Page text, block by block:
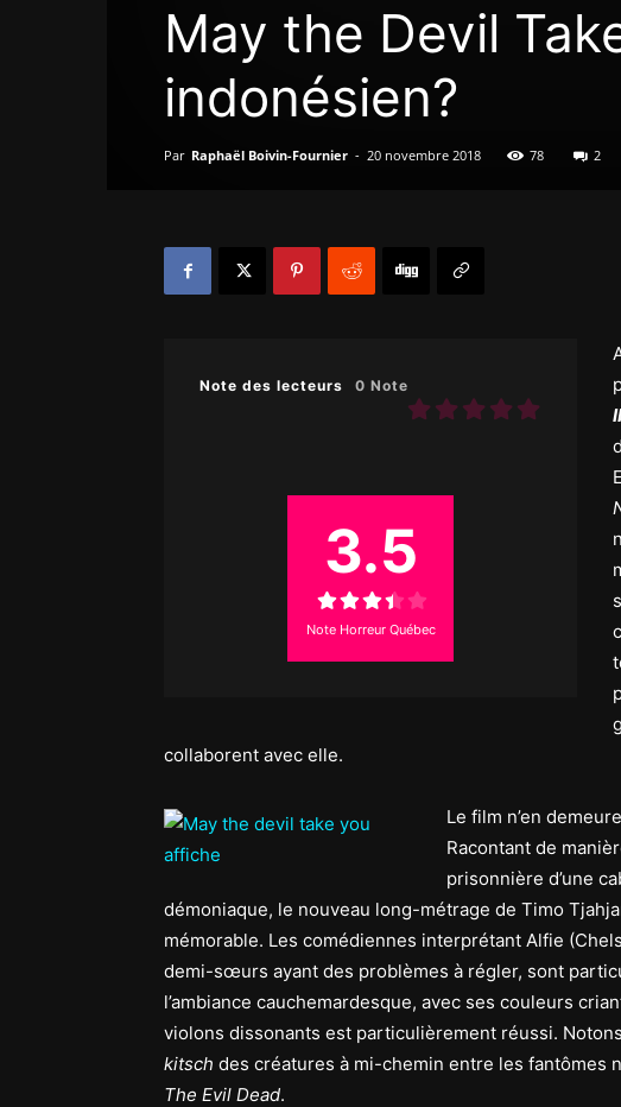
May the Devil
indonésien?
Par Raphaël Boivin-Fournier - 20 novembre 2018 78 2
Note des lecteurs 0 Note
3.5
Note Horreur Québec
collaborent avec elle.
Le film n’en
Racontant de
prisonnière d’une
démoniaque, le nouveau long-métrage de Timo
mémorable. Les comédiennes interprétant Alfie
demi-sœurs ayant des problèmes à régler, sont
l’ambiance cauchemardesque, avec ses couleurs
violons dissonants est particulièrement réussi.
kitsch des créatures à mi-chemin entre les fantômes
The Evil Dead.